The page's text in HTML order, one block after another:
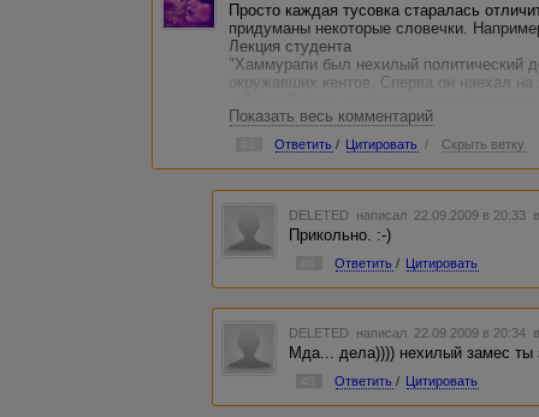
Просто каждая тусовка старалась
придуманы некоторые словечки.
Лекция студента
"Хаммурапи был нехилый политический
окружавших кентов. Сперва он наехал
был настолько навороченным шкафом,
бороду. Однако того не так легко было
фиолетова, и он перевел стрелки на
Зимрилиму, который тоже был крутым
клювом. Закорифанившись они наехали
пружинили хвост, но пролетели как
по этому поводу, но их прокатили, как
Показать весь комментарий
Ответить / Цитировать / Скрыть ветку
DELETED написал 22.09.2009 в 20:33
Прикольно. :-)
Ответить / Цитировать
DELETED написал 22.09.2009 в 20:34
Мда... дела)))) нехилый замес ты
Ответить / Цитировать